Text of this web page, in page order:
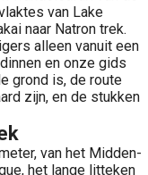
van Lake
naar Natron trek.
alleen vanuit een
en onze gids
grond is, de route
zijn, en de stukken
van het Midden-
het lange litteken